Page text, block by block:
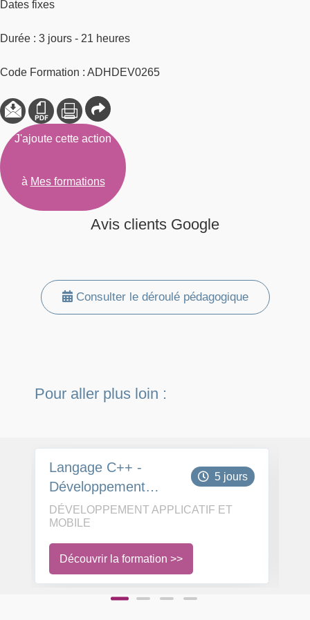
Dates fixes
Durée : 3 jours - 21 heures
Code Formation : ADHDEV0265
J'ajoute cette action
à Mes formations
Avis clients Google
Consulter le déroulé pédagogique
Pour aller plus loin :
Langage C++ -
Développement
d'application
graphiques en QT
5 jours
DÉVELOPPEMENT APPLICATIF ET
MOBILE
Découvrir la formation >>